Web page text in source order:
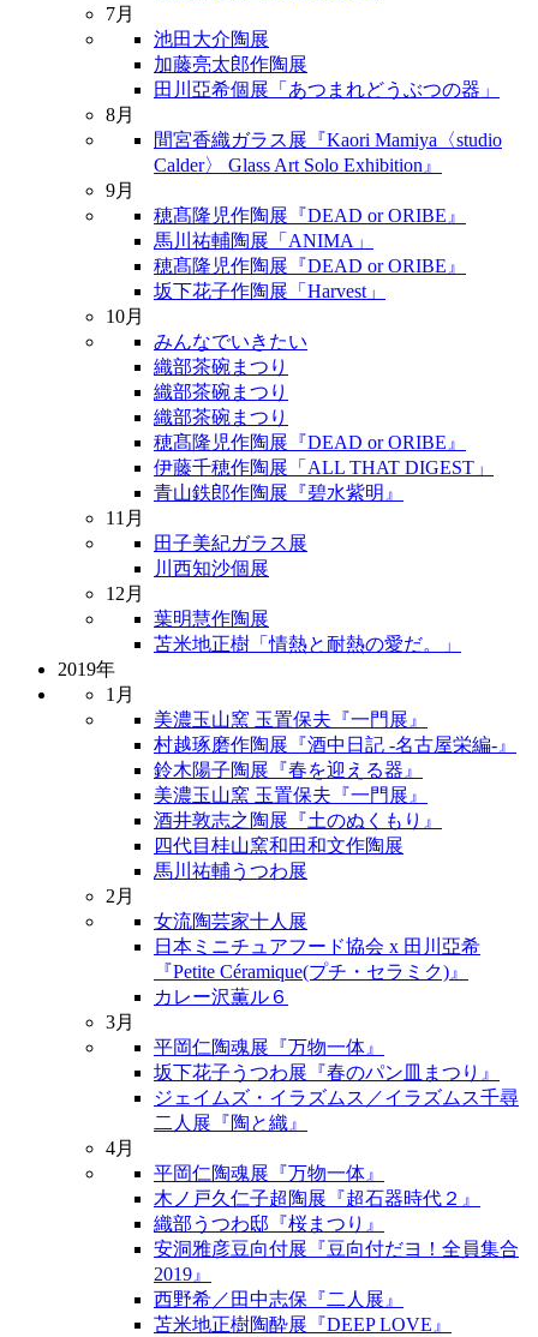
7月
池田大介陶展
加藤亮太郎作陶展
田川亞希個展「あつまれどうぶつの器」
8月
間宮香織ガラス展『Kaori Mamiya〈studio
Calder〉 Glass Art Solo Exhibition』
9月
穂髙隆児作陶展『DEAD or ORIBE』
馬川祐輔陶展「ANIMA」
穂髙隆児作陶展『DEAD or ORIBE』
坂下花子作陶展「Harvest」
10月
みんなでいきたい
織部茶碗まつり
織部茶碗まつり
織部茶碗まつり
穂髙隆児作陶展『DEAD or ORIBE』
伊藤千穂作陶展「ALL THAT DIGEST」
青山鉄郎作陶展『碧水紫明』
11月
田子美紀ガラス展
川西知沙個展
12月
葉明慧作陶展
苫米地正樹「情熱と耐熱の愛だ。」
2019年
1月
美濃玉山窯 玉置保夫『一門展』
村越琢磨作陶展『酒中日記 -名古屋栄編-』
鈴木陽子陶展『春を迎える器』
美濃玉山窯 玉置保夫『一門展』
酒井敦志之陶展『土のぬくもり』
四代目桂山窯和田和文作陶展
馬川祐輔うつわ展
2月
女流陶芸家十人展
日本ミニチュアフード協会 x 田川亞希
『Petite Céramique(プチ・セラミク)』
カレー沢薫ル６
3月
平岡仁陶魂展『万物一体』
坂下花子うつわ展『春のパン皿まつり』
ジェイムズ・イラズムス／イラズムス千尋
二人展『陶と織』
4月
平岡仁陶魂展『万物一体』
木ノ戸久仁子超陶展『超石器時代２』
織部うつわ邸『桜まつり』
安洞雅彦豆向付展『豆向付だヨ！全員集合
2019』
西野希／田中志保『二人展』
苫米地正樹陶酔展『DEEP LOVE』